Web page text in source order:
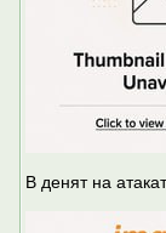
В денят на